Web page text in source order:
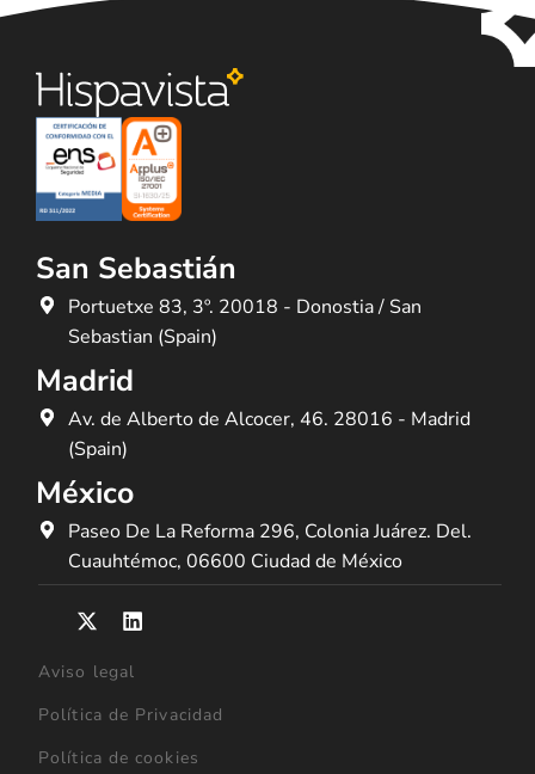
San Sebastián
Portuetxe 83, 3º. 20018 - Donostia / San
Sebastian (Spain)
Madrid
Av. de Alberto de Alcocer, 46. 28016 - Madrid
(Spain)
México
Paseo De La Reforma 296, Colonia Juárez. Del.
Cuauhtémoc, 06600 Ciudad de México
Aviso legal
Política de Privacidad
Política de cookies